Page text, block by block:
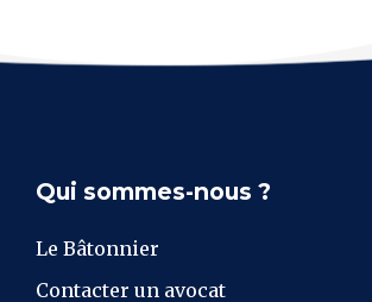
Qui sommes-nous ?
Le Bâtonnier
Contacter un avocat